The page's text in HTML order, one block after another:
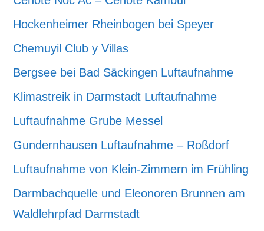
Hockenheimer Rheinbogen bei Speyer
Chemuyil Club y Villas
Bergsee bei Bad Säckingen Luftaufnahme
Klimastreik in Darmstadt Luftaufnahme
Luftaufnahme Grube Messel
Gundernhausen Luftaufnahme – Roßdorf
Luftaufnahme von Klein-Zimmern im Frühling
Darmbachquelle und Eleonoren Brunnen am
Waldlehrpfad Darmstadt